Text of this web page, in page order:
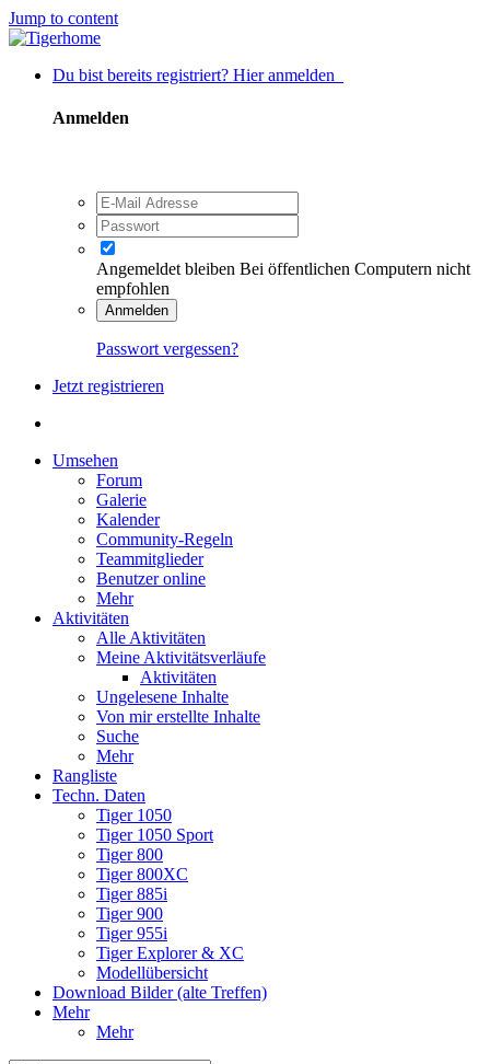
Jump to content
Du bist bereits registriert? Hier anmelden
Anmelden
Angemeldet bleiben Bei öffentlichen Computern nicht
empfohlen
Anmelden
Passwort vergessen?
Jetzt registrieren
Umsehen
Forum
Galerie
Kalender
Community-Regeln
Teammitglieder
Benutzer online
Mehr
Aktivitäten
Alle Aktivitäten
Meine Aktivitätsverläufe
Aktivitäten
Ungelesene Inhalte
Von mir erstellte Inhalte
Suche
Mehr
Rangliste
Techn. Daten
Tiger 1050
Tiger 1050 Sport
Tiger 800
Tiger 800XC
Tiger 885i
Tiger 900
Tiger 955i
Tiger Explorer & XC
Modellübersicht
Download Bilder (alte Treffen)
Mehr
Mehr